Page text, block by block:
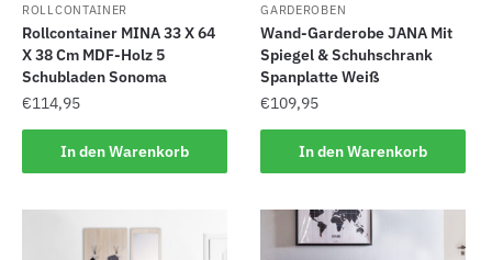
ROLLCONTAINER
Rollcontainer MINA 33 X 64
X 38 Cm MDF-Holz 5
Schubladen Sonoma
€114,95
In den Warenkorb
GARDEROBEN
Wand-Garderobe JANA Mit
Spiegel & Schuhschrank
Spanplatte Weiß
€109,95
In den Warenkorb